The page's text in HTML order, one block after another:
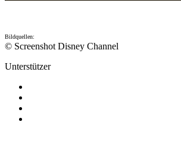
Bildquellen:
© Screenshot Disney Channel
Unterstützer